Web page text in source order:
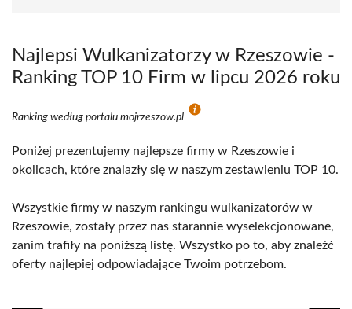
Najlepsi Wulkanizatorzy w Rzeszowie -
Ranking TOP 10 Firm w lipcu 2026 roku
Ranking według portalu mojrzeszow.pl
Poniżej prezentujemy najlepsze firmy w Rzeszowie i
okolicach, które znalazły się w naszym zestawieniu TOP 10.
Wszystkie firmy w naszym rankingu wulkanizatorów w
Rzeszowie, zostały przez nas starannie wyselekcjonowane,
zanim trafiły na poniższą listę. Wszystko po to, aby znaleźć
oferty najlepiej odpowiadające Twoim potrzebom.